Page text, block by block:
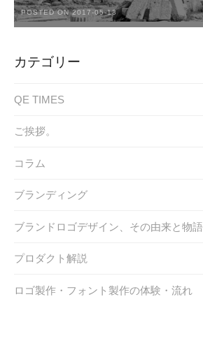
POSTED ON 2017-05-13
カテゴリー
QE TIMES
ご挨拶。
コラム
ブランディング
ブランドロゴデザイン、その由来と物語
プロダクト解説
ロゴ製作・フォント製作の体験・流れ